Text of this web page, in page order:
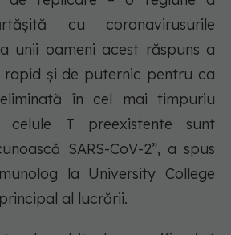
cu coronavirusurile
unii oameni acest răspuns a
și de puternic pentru ca
în cel mai timpuriu
celule T preexistente sunt
SARS-CoV-2”, a spus
la University College
al lucrării.